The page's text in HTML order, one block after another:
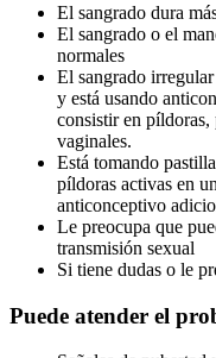
El sangrado dura
El sangrado o el
normales
El sangrado
y está usando
consistir en
vaginales.
Está tomando
píldoras activas en
anticonceptivo
Le preocupa que
transmisión sexual
Si tiene dudas o le
Puede atender el